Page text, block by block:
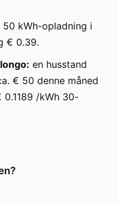
50 kWh-opladning i
€ 0.39.
en husstand
€ 50 denne måned
/kWh 30-